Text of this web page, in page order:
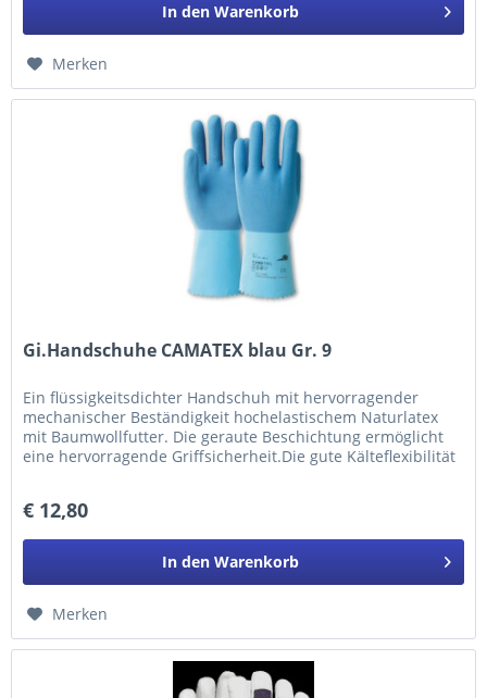
In den Warenkorb
Merken
Gi.Handschuhe CAMATEX blau Gr. 9
Ein flüssigkeitsdichter Handschuh mit hervorragender
mechanischer Beständigkeit hochelastischem Naturlatex
mit Baumwollfutter. Die geraute Beschichtung ermöglicht
eine hervorragende Griffsicherheit.Die gute Kälteflexibilität
€ 12,80
In den Warenkorb
Merken